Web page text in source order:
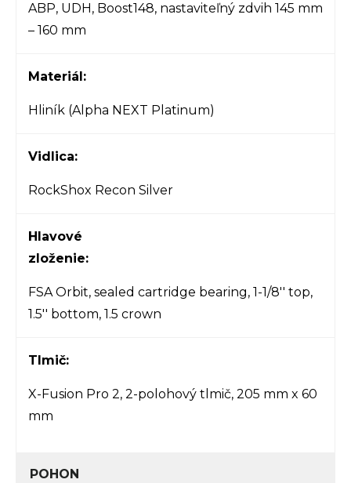
ABP, UDH, Boost148, nastaviteľný zdvih 145 mm
– 160 mm
Materiál:
Hliník (Alpha NEXT Platinum)
Vidlica:
RockShox Recon Silver
Hlavové
zloženie:
FSA Orbit, sealed cartridge bearing, 1-1/8'' top,
1.5'' bottom, 1.5 crown
Tlmič:
X-Fusion Pro 2, 2-polohový tlmič, 205 mm x 60
mm
POHON